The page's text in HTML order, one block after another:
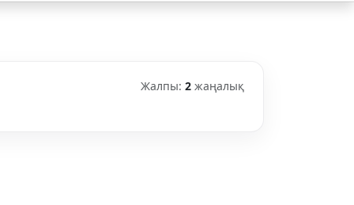
Жалпы: 2 жаңалық